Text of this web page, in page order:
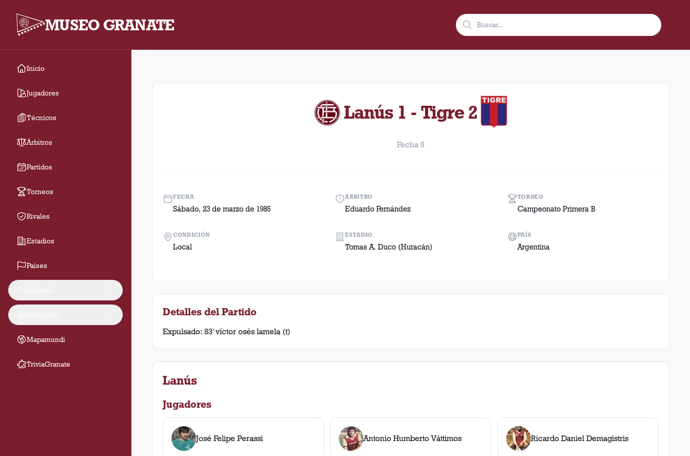
MUSEO GRANATE
Inicio
Jugadores
Técnicos
Árbitros
Partidos
Torneos
Rivales
Estadios
Países
Mapamundi
TriviaGranate
Fecha 5. Partido entre Lanús y Tigre disputado el Sábado, 23 de marzo de 1985 en condición de local en el estadio Tomas A. Duco (Huracán)
Lanús 1 - Tigre 2
Fecha 5
FECHA
Sábado, 23 de marzo de 1985
ÁRBITRO
Eduardo Fernández
TORNEO
Campeonato Primera B
CONDICIÓN
Local
ESTADIO
Tomas A. Duco (Huracán)
PAÍS
Argentina
Detalles del Partido
Expulsado: 83' víctor osés lamela (t)
Lanús
Jugadores
José Felipe Perassi Antonio Humberto Váttimos Ricardo Daniel Demagistris